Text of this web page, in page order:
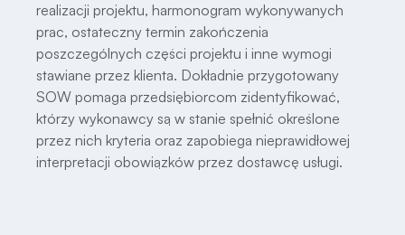
realizacji projektu, harmonogram wykonywanych
prac, ostateczny termin zakończenia
poszczególnych części projektu i inne wymogi
stawiane przez klienta. Dokładnie przygotowany
SOW pomaga przedsiębiorcom zidentyfikować,
którzy wykonawcy są w stanie spełnić określone
przez nich kryteria oraz zapobiega nieprawidłowej
interpretacji obowiązków przez dostawcę usługi.